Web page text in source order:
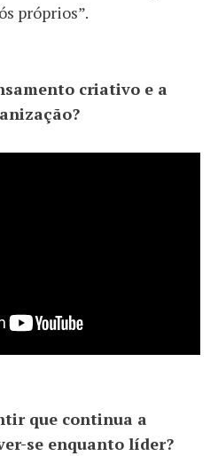
próprios”.
criativo e a
que continua a
se enquanto líder?